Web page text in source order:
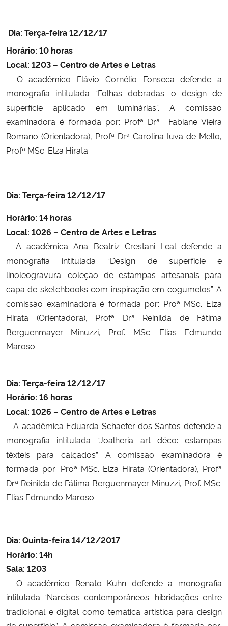
Planalto
Dia: Terça-feira 12/12/17
Horário: 10 horas
Local: 1203 – Centro de Artes e Letras
– O acadêmico Flávio Cornélio Fonseca defende a
monografia intitulada “Folhas dobradas: o design de
superfície aplicado em luminárias”. A comissão
examinadora é formada por: Profª Drª Fabiane Vieira
Romano (Orientadora), Profª Drª Carolina Iuva de Mello,
Profª MSc. Elza Hirata.
Dia: Terça-feira 12/12/17
Horário: 14 horas
Local: 1026 – Centro de Artes e Letras
– A acadêmica Ana Beatriz Crestani Leal defende a
monografia intitulada “Design de superfície e
linoleogravura: coleção de estampas artesanais para
capa de sketchbooks com inspiração em cogumelos”. A
comissão examinadora é formada por: Proª MSc. Elza
Hirata (Orientadora), Profª Drª Reinilda de Fátima
Berguenmayer Minuzzi, Prof. MSc. Elias Edmundo
Maroso.
Dia: Terça-feira 12/12/17
Horário: 16 horas
Local: 1026 – Centro de Artes e Letras
– A acadêmica Eduarda Schaefer dos Santos defende a
monografia intitulada “Joalheria art déco: estampas
têxteis para calçados”. A comissão examinadora é
formada por: Proª MSc. Elza Hirata (Orientadora), Profª
Drª Reinilda de Fátima Berguenmayer Minuzzi, Prof. MSc.
Elias Edmundo Maroso.
Dia: Quinta-feira 14/12/2017
Horário: 14h
Sala: 1203
– O acadêmico Renato Kuhn defende a monografia
intitulada “Narcisos contemporâneos: hibridações entre
tradicional e digital como temática artística para design